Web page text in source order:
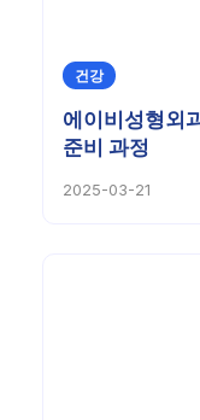
건강
에이비성형외
준비 과정
2025-03-21